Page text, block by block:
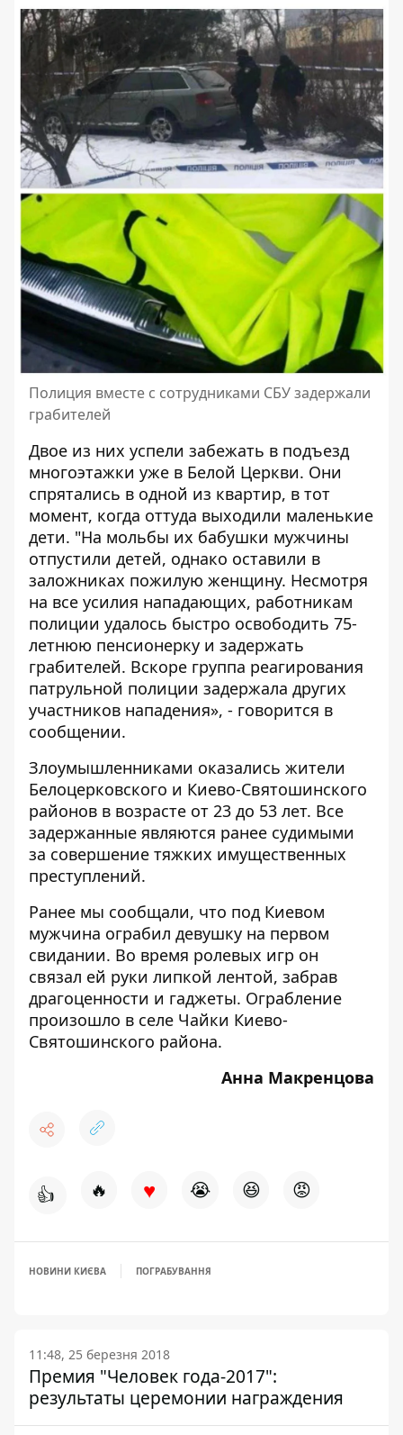
Полиция вместе с сотрудниками СБУ задержали
грабителей
Двое из них успели забежать в подъезд
многоэтажки уже в Белой Церкви. Они
спрятались в одной из квартир, в тот
момент, когда оттуда выходили маленькие
дети. "На мольбы их бабушки мужчины
отпустили детей, однако оставили в
заложниках пожилую женщину. Несмотря
на все усилия нападающих, работникам
полиции удалось быстро освободить 75-
летнюю пенсионерку и задержать
грабителей. Вскоре группа реагирования
патрульной полиции задержала других
участников нападения», - говорится в
сообщении.
Злоумышленниками оказались жители
Белоцерковского и Киево-Святошинского
районов в возрасте от 23 до 53 лет. Все
задержанные являются ранее судимыми
за совершение тяжких имущественных
преступлений.
Ранее мы сообщали, что под Киевом
мужчина ограбил девушку на первом
свидании. Во время ролевых игр он
связал ей руки липкой лентой, забрав
драгоценности и гаджеты. Ограбление
произошло в селе Чайки Киево-
Святошинского района.
Анна Макренцова
👍 🔥 ♥ 😭 😆 😡
НОВИНИ КИЄВА ПОГРАБУВАННЯ
11:48, 25 березня 2018
Премия "Человек года-2017":
результаты церемонии награждения